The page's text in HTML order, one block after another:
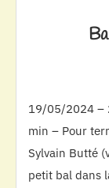
19/05/2024 –
min – Pour
Sylvain Butté
petit bal dans